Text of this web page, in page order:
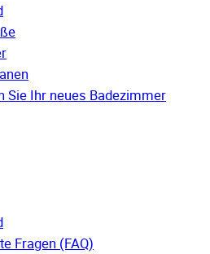
Sie Ihr neues Badezimmer
Fragen (FAQ)